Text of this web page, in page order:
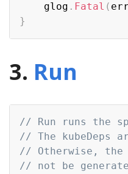
	glog
. Fatal ( err
}
3. Run
// Run runs the
// The
// Otherwise, the
// not be